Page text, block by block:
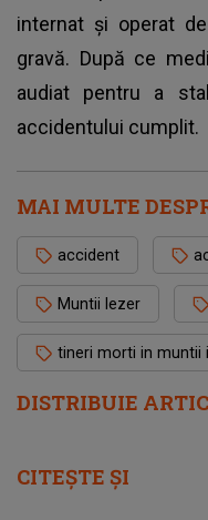
DISTRIBUIE
internat și operat
gravă. După ce
audiat pentru a
accidentului cumplit.
MAI MULTE
accident
Muntii Iezer
tineri morti in muntii
CITEȘTE ȘI